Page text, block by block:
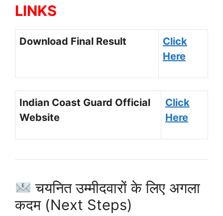
LINKS
Download Final Result
Click
Here
Indian Coast Guard Official
Website
Click
Here
चयनित उम्मीदवारों के लिए अगला
कदम (Next Steps)